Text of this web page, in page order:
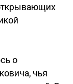
о
чья